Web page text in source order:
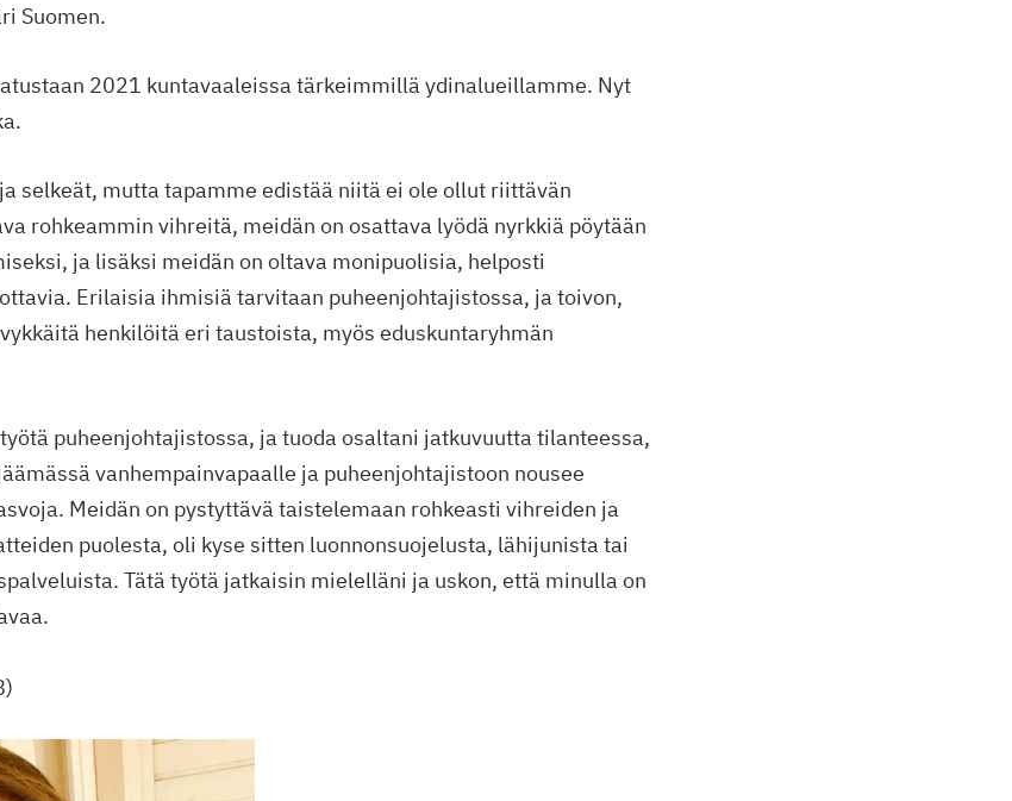
Suomen.
2021 kuntavaaleissa tärkeimmillä ydinalueillamme. Nyt
selkeät, mutta tapamme edistää niitä ei ole ollut riittävän
rohkeammin vihreitä, meidän on osattava lyödä nyrkkiä pöytään
ja lisäksi meidän on oltava monipuolisia, helposti
Erilaisia ihmisiä tarvitaan puheenjohtajistossa, ja toivon,
henkilöitä eri taustoista, myös eduskuntaryhmän
puheenjohtajistossa, ja tuoda osaltani jatkuvuutta tilanteessa,
vanhempainvapaalle ja puheenjohtajistoon nousee
Meidän on pystyttävä taistelemaan rohkeasti vihreiden ja
puolesta, oli kyse sitten luonnonsuojelusta, lähijunista tai
Tätä työtä jatkaisin mielelläni ja uskon, että minulla on